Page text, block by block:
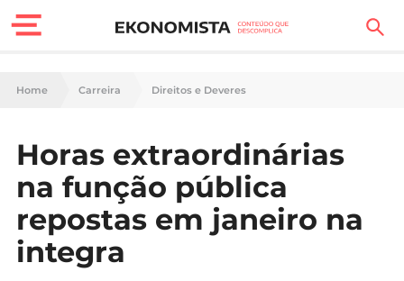
Finanças Pessoais
Carreira
Casa
Lifestyle
Home Carreira Direitos e Deveres
Horas extraordinárias
na função pública
repostas em janeiro na
integra